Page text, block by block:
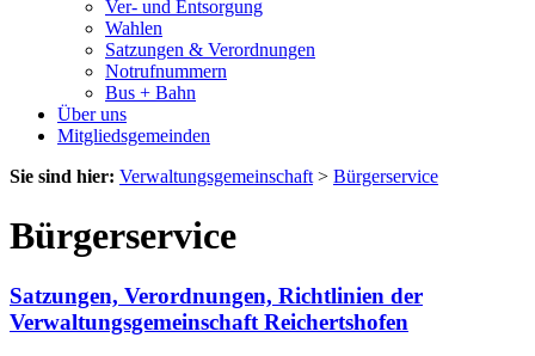
Ver- und Entsorgung
Wahlen
Satzungen & Verordnungen
Notrufnummern
Bus + Bahn
Über uns
Mitgliedsgemeinden
Sie sind hier: Verwaltungsgemeinschaft > Bürgerservice
Bürgerservice
Satzungen, Verordnungen, Richtlinien der
Verwaltungsgemeinschaft Reichertshofen